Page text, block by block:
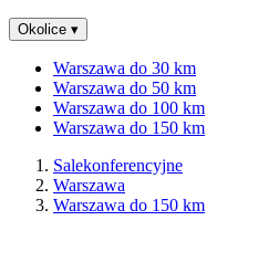
Okolice ▾
Warszawa do 30 km
Warszawa do 50 km
Warszawa do 100 km
Warszawa do 150 km
Salekonferencyjne
Warszawa
Warszawa do 150 km